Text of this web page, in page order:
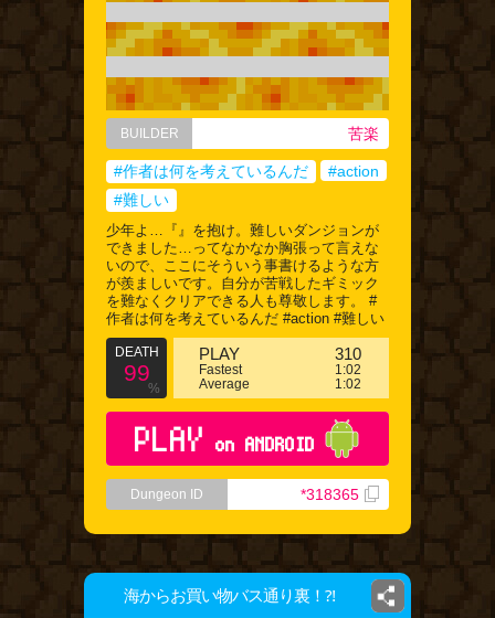
BUILDER 苦楽
#作者は何を考えているんだ
#action
#難しい
少年よ…『』を抱け。難しいダンジョンが
できました…ってなかなか胸張って言えな
いので、ここにそういう事書けるような方
が羨ましいです。自分が苦戦したギミック
を難なくクリアできる人も尊敬します。 #
作者は何を考えているんだ #action #難しい
DEATH
99
%
PLAY 310
Fastest
1:02
Average
1:02
PLAY on ANDROID
Dungeon ID *318365
海からお買い物バス通り裏！⁈